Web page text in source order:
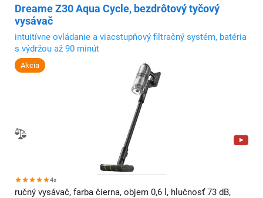
Dreame Z30 Aqua Cycle, bezdrôtový tyčový
vysávač
intuitívne ovládanie a viacstupňový filtračný systém, batéria
s výdržou až 90 minút
Akcia
4x
ručný vysávač, farba čierna, objem 0,6 l, hlučnosť 73 dB,